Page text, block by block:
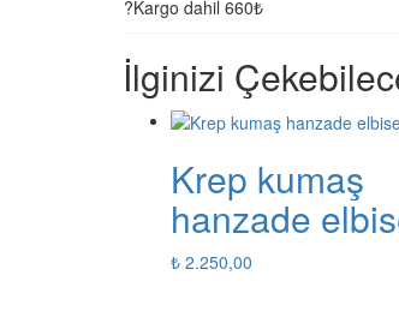
?Kargo dahil 660₺
İlginizi
Krep kumaş
hanzade
₺ 2.250,00